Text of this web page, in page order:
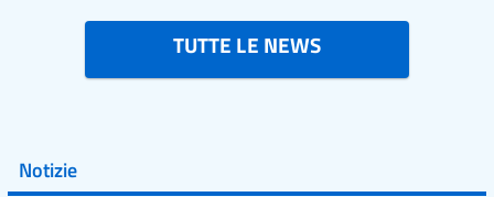
TUTTE LE NEWS
Notizie